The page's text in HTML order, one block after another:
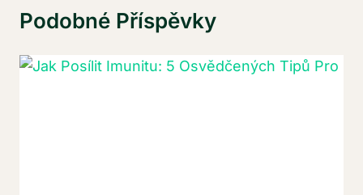
Podobné Příspěvky